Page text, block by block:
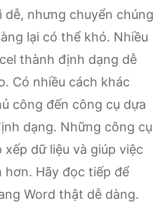
dễ, nhưng chuyển chúng
lại có thể khó. Nhiều
thành định dạng dễ
Có nhiều cách khác
công đến công cụ dựa
dạng. Những công cụ
dữ liệu và giúp việc
Hãy đọc tiếp để
Word thật dễ dàng.